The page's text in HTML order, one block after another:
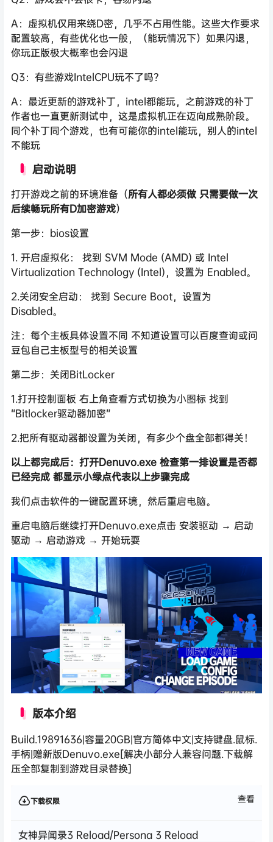
A：虚拟机仅用来绕D密，几乎不占用性能。这些大作要求
配置较高，有些优化也一般，（能玩情况下）如果闪退，
你玩正版极大概率也会闪退
Q3：有些游戏IntelCPU玩不了吗？
A：最近更新的游戏补丁，intel都能玩，之前游戏的补丁
作者也一直更新测试中，这是虚拟机正在迈向成熟阶段。
同个补丁同个游戏，也有可能你的intel能玩，别人的intel
不能玩
启动说明
打开游戏之前的环境准备（所有人都必须做 只需要做一次
后续畅玩所有D加密游戏）
第一步：bios设置
1. 开启虚拟化： 找到 SVM Mode (AMD) 或 Intel
Virtualization Technology (Intel)，设置为 Enabled。
2.关闭安全启动： 找到 Secure Boot，设置为
Disabled。
注：每个主板具体设置不同 不知道设置可以百度查询或问
豆包自己主板型号的相关设置
第二步：关闭BitLocker
1.打开控制面板 右上角查看方式切换为小图标 找到
“Bitlocker驱动器加密”
2.把所有驱动器都设置为关闭，有多少个盘全部都得关！
以上都完成后：打开Denuvo.exe 检查第一排设置是否都
已经完成 都显示小绿点代表以上步骤完成
我们点击软件的一键配置环境，然后重启电脑。
重启电脑后继续打开Denuvo.exe点击 安装驱动 → 启动
驱动 → 启动游戏 → 开始玩耍
版本介绍
Build.19891636|容量20GB|官方简体中文|支持键盘.鼠标.
手柄|赠新版Denuvo.exe[解决小部分人兼容问题.下载解
压全部复制到游戏目录替换]
下载权限 查看
女神异闻录3 Reload/Persona 3 Reload